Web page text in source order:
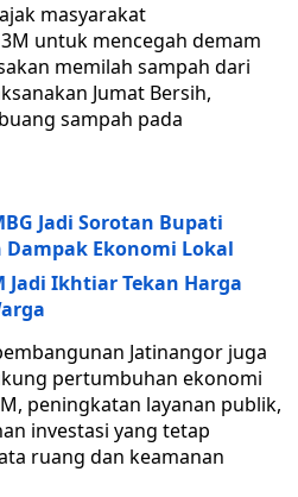
masyarakat
untuk mencegah demam
memilah sampah dari
Jumat Bersih,
sampah pada
Jadi Sorotan Bupati
Ekonomi Lokal
Jadi Ikhtiar Tekan Harga
Jatinangor juga
pertumbuhan ekonomi
peningkatan layanan publik,
investasi yang tetap
ruang dan keamanan